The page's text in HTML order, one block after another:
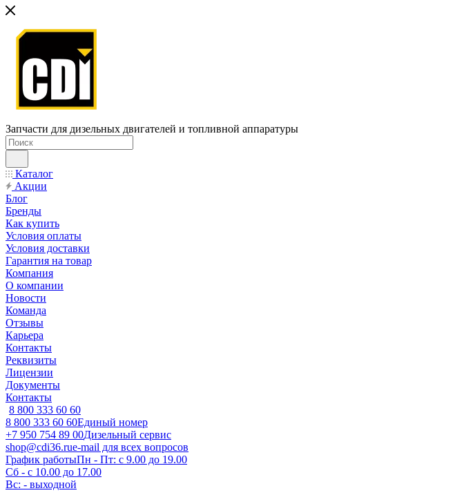
Запчасти для дизельных двигателей и топливной аппаратуры
Каталог
Акции
Блог
Бренды
Как купить
Условия оплаты
Условия доставки
Гарантия на товар
Компания
О компании
Новости
Команда
Отзывы
Карьера
Контакты
Реквизиты
Лицензии
Документы
Контакты
8 800 333 60 60
8 800 333 60 60Единый номер
+7 950 754 89 00Дизельный сервис
shop@cdi36.rue-mail для всех вопросов
График работыПн - Пт: с 9.00 до 19.00
Сб - с 10.00 до 17.00
Вс: - выходной